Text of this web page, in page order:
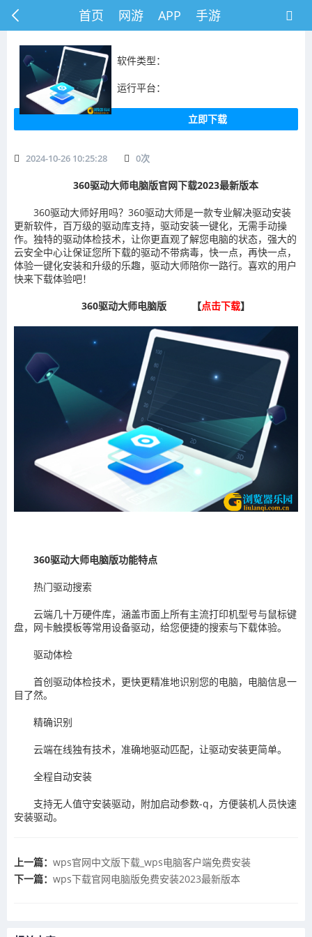
首页 网游 APP 手游
软件类型：
运行平台：
立即下载
2024-10-26 10:25:28 0次
360驱动大师电脑版官网下载2023最新版本
360驱动大师好用吗？360驱动大师是一款专业解决驱动安装
更新软件，百万级的驱动库支持，驱动安装一键化，无需手动操
作。独特的驱动体检技术，让你更直观了解您电脑的状态，强大的
云安全中心让保证您所下载的驱动不带病毒，快一点，再快一点，
体验一键化安装和升级的乐趣，驱动大师陪你一路行。喜欢的用户
快来下载体验吧！
360驱动大师电脑版 【点击下载】
360驱动大师电脑版功能特点
热门驱动搜索
云端几十万硬件库，涵盖市面上所有主流打印机型号与鼠标键
盘，网卡触摸板等常用设备驱动，给您便捷的搜索与下载体验。
驱动体检
首创驱动体检技术，更快更精准地识别您的电脑，电脑信息一
目了然。
精确识别
云端在线独有技术，准确地驱动匹配，让驱动安装更简单。
全程自动安装
支持无人值守安装驱动，附加启动参数-q，方便装机人员快速
安装驱动。
上一篇： ​wps官网中文版下载_wps电脑客户端免费安装
下一篇： ​wps下载官网电脑版免费安装2023最新版本